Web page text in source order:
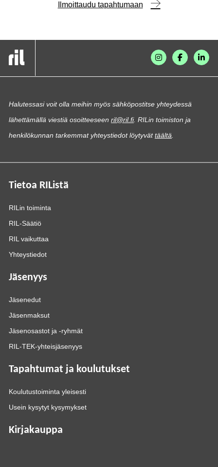
Ilmoittaudu tapahtumaan
Halutessasi voit olla meihin myös sähköpostitse yhteydessä
lähettämällä viestiä osoitteeseen ril@ril.fi. RILin toimiston ja
henkilökunnan tarkemmat yhteystiedot löytyvättäältä
Tietoa RIListä
RILin toiminta
RIL-Säätiö
RIL vaikuttaa
Yhteystiedot
Jäsenyys
Jäsenedut
Jäsenmaksut
Jäsenosastot ja -ryhmät
RIL-TEK-yhteisjäsenyys
Tapahtumat ja koulutukset
Koulutustoiminta yleisesti
Usein kysytyt kysymykset
Kirjakauppa